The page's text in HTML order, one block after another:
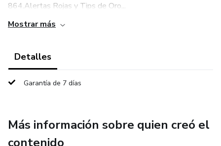
864.​Alertas Rojas y Tips de Oro...
Mostrar más
Detalles
Garantía de 7 días
Más información sobre quien creó el
contenido